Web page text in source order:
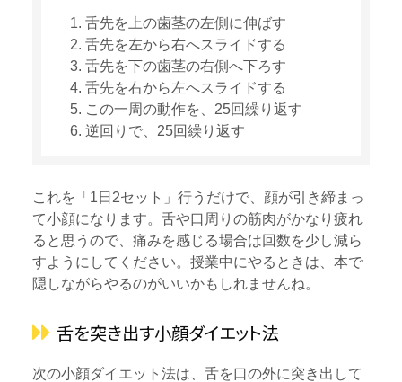
舌先を上の歯茎の左側に伸ばす
舌先を左から右へスライドする
舌先を下の歯茎の右側へ下ろす
舌先を右から左へスライドする
この一周の動作を、25回繰り返す
逆回りで、25回繰り返す
これを「1日2セット」行うだけで、顔が引き締まっ
て小顔になります。舌や口周りの筋肉がかなり疲れ
ると思うので、痛みを感じる場合は回数を少し減ら
すようにしてください。授業中にやるときは、本で
隠しながらやるのがいいかもしれませんね。
舌を突き出す小顔ダイエット法
次の小顔ダイエット法は、舌を口の外に突き出して